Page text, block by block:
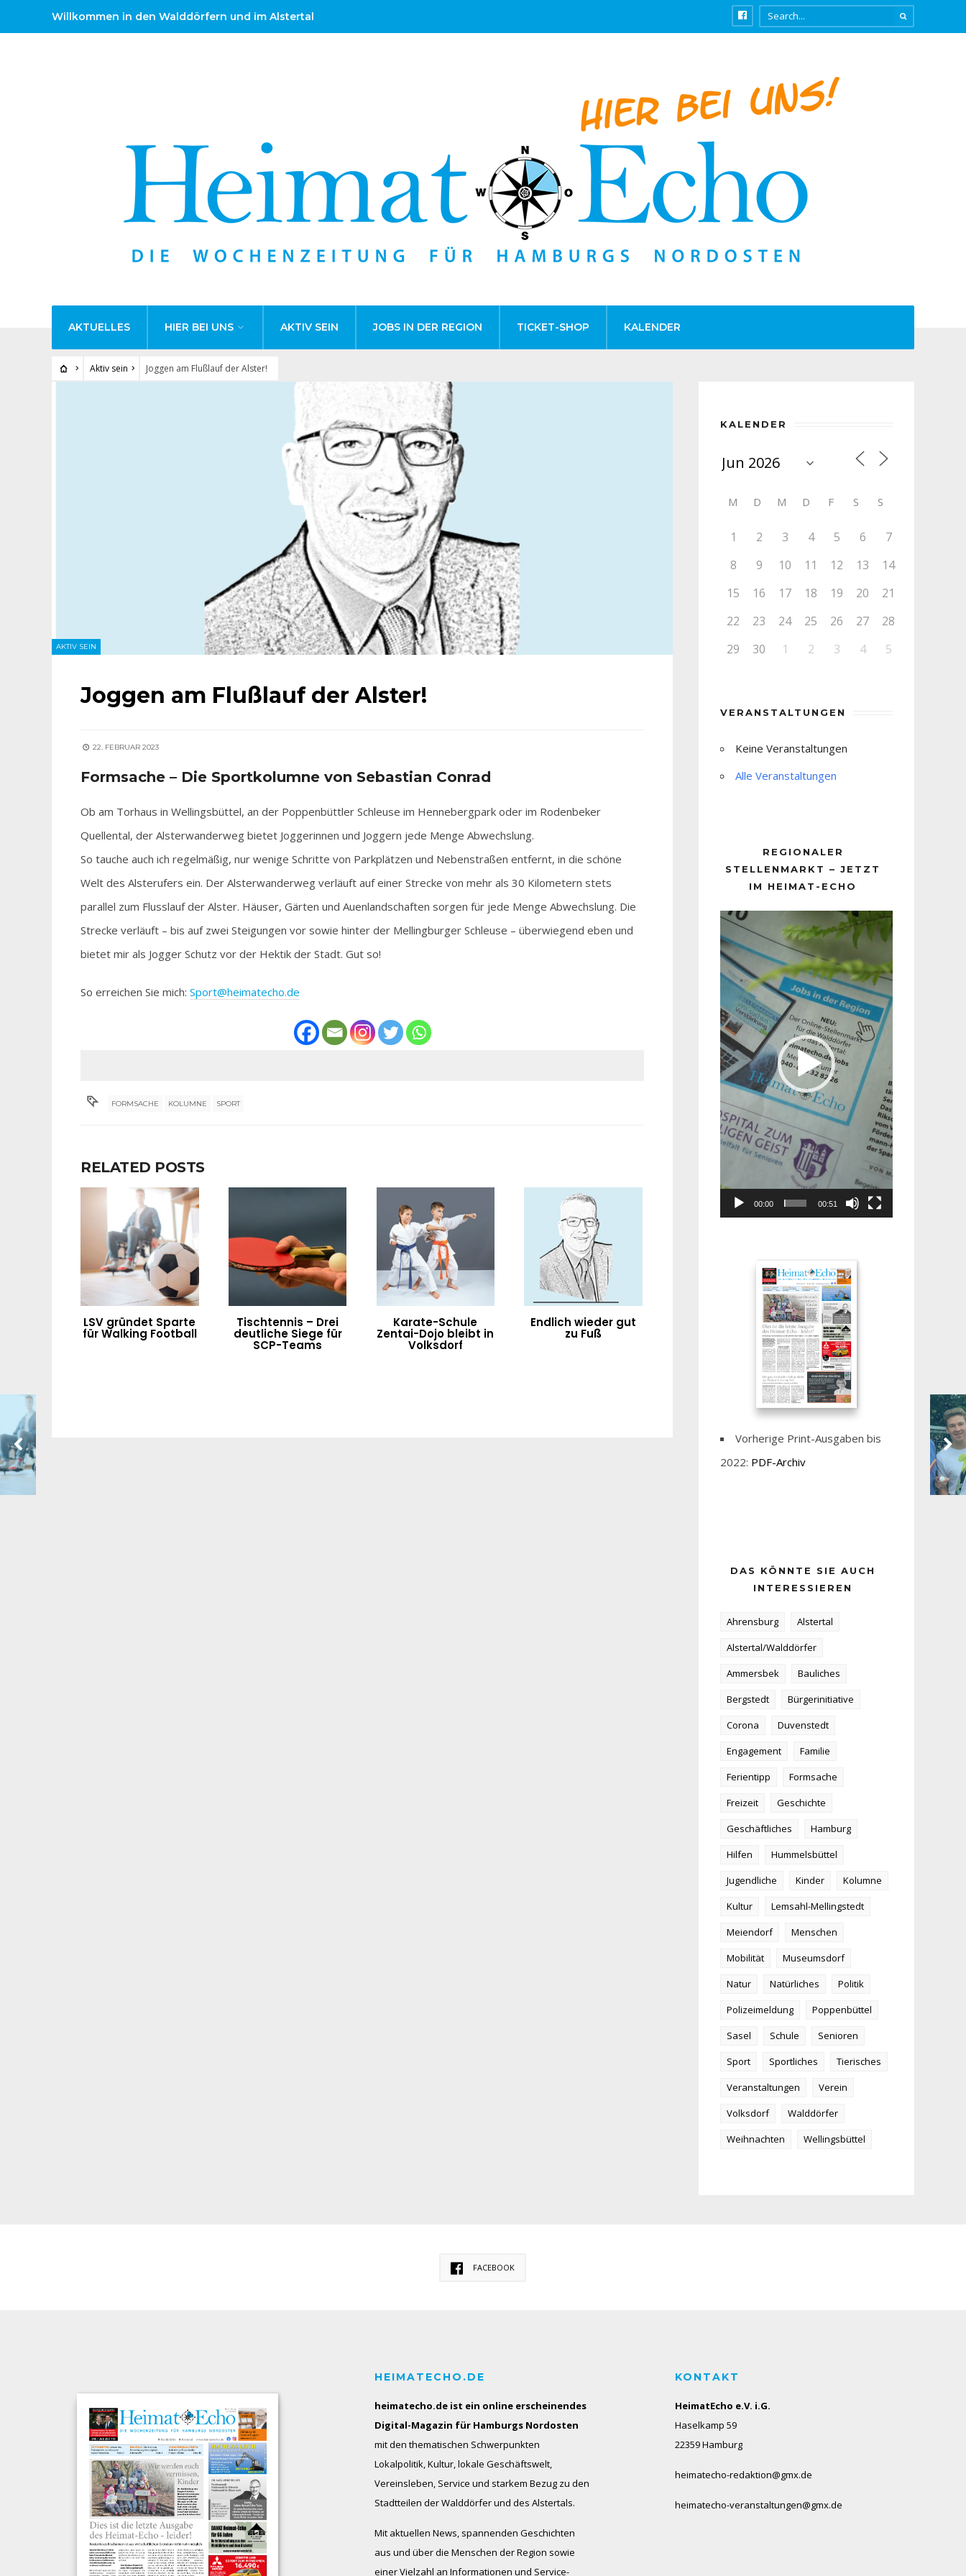
Willkommen in den Walddörfern und im Alstertal
AKTUELLES HIER BEI UNS AKTIV SEIN JOBS IN DER REGION TICKET-SHOP KALENDER
Aktiv sein Joggen am Flußlauf der Alster!
AKTIV SEIN
Joggen am Flußlauf der Alster!
22. FEBRUAR 2023
Formsache – Die Sportkolumne von Sebastian Conrad
Ob am Torhaus in Wellingsbüttel, an der Poppenbüttler Schleuse im Hennebergpark oder im Rodenbeker
Quellental, der Alsterwanderweg bietet Joggerinnen und Joggern jede Menge Abwechslung.
So tauche auch ich regelmäßig, nur wenige Schritte von Parkplätzen und Nebenstraßen entfernt, in die schöne
Welt des Alsterufers ein. Der Alsterwanderweg verläuft auf einer Strecke von mehr als 30 Kilometern stets
parallel zum Flusslauf der Alster. Häuser, Gärten und Auenlandschaften sorgen für jede Menge Abwechslung. Die
Strecke verläuft – bis auf zwei Steigungen vor sowie hinter der Mellingburger Schleuse – überwiegend eben und
bietet mir als Jogger Schutz vor der Hektik der Stadt. Gut so!
So erreichen Sie mich: Sport@heimatecho.de
FORMSACHE KOLUMNE SPORT
RELATED POSTS
LSV gründet Sparte
für Walking Football
Tischtennis – Drei
deutliche Siege für
SCP-Teams
Karate-Schule
Zentai-Dojo bleibt in
Volksdorf
Endlich wieder gut
zu Fuß
KALENDER
M D M D F S S
1 2 3 4 5 6
7
8
9 10 11 12 13
14
15
16 17 18 19 20
21
22
23 24 25 26 27
28
29
30 1 2 3 4 5
VERANSTALTUNGEN
Keine Veranstaltungen
Alle Veranstaltungen
REGIONALER
STELLENMARKT – JETZT
IM HEIMAT-ECHO
Player
00:00 00:51
Vorherige Print-Ausgaben bis
2022: PDF-Archiv
DAS KÖNNTE SIE AUCH
INTERESSIEREN
Ahrensburg
Alstertal
Alstertal/Walddörfer
Ammersbek
Bauliches
Bergstedt
Bürgerinitiative
Corona
Duvenstedt
Engagement
Familie
Ferientipp
Formsache
Freizeit
Geschichte
Geschäftliches
Hamburg
Hilfen
Hummelsbüttel
Jugendliche
Kinder
Kolumne
Kultur
Lemsahl-Mellingstedt
Meiendorf
Menschen
Mobilität
Museumsdorf
Natur
Natürliches
Politik
Polizeimeldung
Poppenbüttel
Sasel
Schule
Senioren
Sport
Sportliches
Tierisches
Veranstaltungen
Verein
Volksdorf
Walddörfer
Weihnachten
Wellingsbüttel
FACEBOOK
HEIMATECHO.DE
heimatecho.de ist ein online erscheinendes
Digital-Magazin für Hamburgs Nordosten
mit den thematischen Schwerpunkten
Lokalpolitik, Kultur, lokale Geschäftswelt,
Vereinsleben, Service und starkem Bezug zu den
Stadtteilen der Walddörfer und des Alstertals.
Mit aktuellen News, spannenden Geschichten
aus und über die Menschen der Region sowie
einer Vielzahl an Informationen und Service-
KONTAKT
HeimatEcho e.V. i.G.
Haselkamp 59
22359 Hamburg
heimatecho-redaktion@gmx.de
heimatecho-veranstaltungen@gmx.de